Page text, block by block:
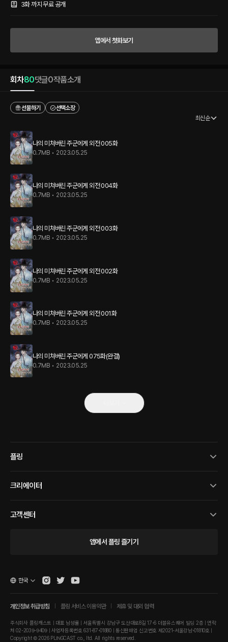
무언가 바뀌기 시작했다! 「“어쩌면 궁금해졌거든.” 그리고 정말, 순간이었다. 아차, 싶을
3화 까지 무료 공개
앱에서 첫화보기
회차80댓글0작품소개
선물하기
선택소장
최신순
나의 미쳐버린 주군에게 외전 005화
0.7MB • 2023.05.25
나의 미쳐버린 주군에게 외전 004화
0.7MB • 2023.05.25
나의 미쳐버린 주군에게 외전 003화
0.7MB • 2023.05.25
나의 미쳐버린 주군에게 외전 002화
0.7MB • 2023.05.25
나의 미쳐버린 주군에게 외전 001화
0.7MB • 2023.05.25
나의 미쳐버린 주군에게 075화(완결)
0.7MB • 2023.05.25
플링
크리에이터
고객센터
앱에서 플링 즐기기
개인정보 취급방침 플링 서비스 이용약관 제휴 및 대외 협력
주식회사 플링캐스트 | 대표 남성률 | 서울특별시 강남구 도산대로8길 17-6 더블유스퀘어 빌딩 2층 | 연락
처 02-2039-9409 | 사업자등록번호 631-87-01880 | 통신판매업 신고번호 제2021-서울강남-01810호 |
Copyright © 2026 PLINGCAST co., ltd. All rights reserved.
한국